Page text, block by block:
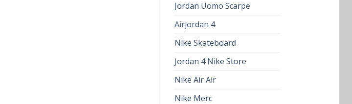
Jordan Uomo Scarpe
Airjordan 4
Nike Skateboard
Jordan 4 Nike Store
Nike Air Air
Nike Merc